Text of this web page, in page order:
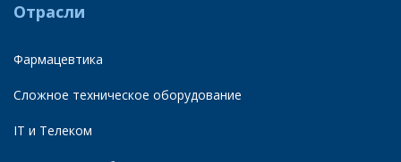
Отрасли
Фармацевтика
Сложное техническое оборудование
IT и Телеком